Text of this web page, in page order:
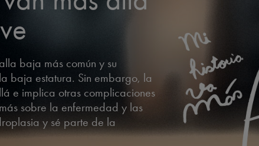
baja más común y su
baja estatura. Sin embargo, la
e implica otras complicaciones
sobre la enfermedad y las
y sé parte de la